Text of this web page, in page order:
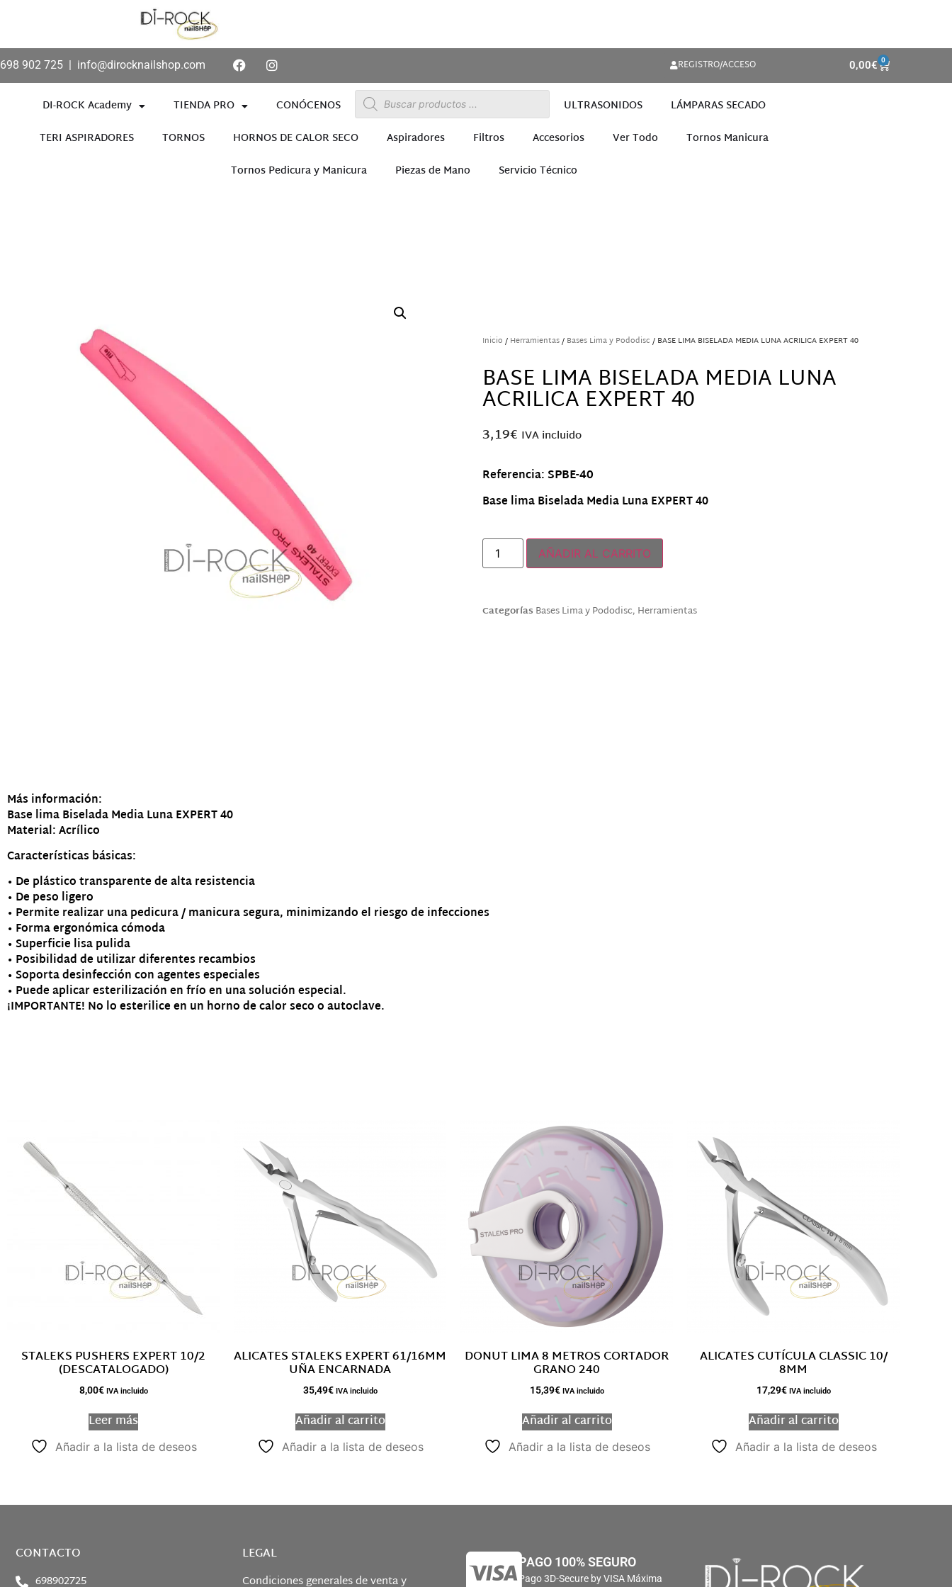
698 902 725 | info@dirocknailshop.com REGISTRO/ACCESO 0,00€ 0
DI-ROCK Academy TIENDA PRO CONÓCENOS ULTRASONIDOS
LÁMPARAS SECADO
TERI ASPIRADORES
TORNOS HORNOS DE CALOR SECO Aspiradores Filtros Accesorios Ver Todo
Tornos Manicura
Tornos Pedicura y Manicura
Piezas de Mano Servicio Técnico
Inicio / Herramientas/ Bases Lima y Pododisc / BASE LIMA BISELADA MEDIA LUNA ACRILICA EXPERT 40
BASE LIMA BISELADA MEDIA LUNA
ACRILICA EXPERT 40
3,19€ IVA incluido
Referencia:SPBE-40
Base lima Biselada Media Luna EXPERT 40
AÑADIR AL CARRITO
Categorías Bases Lima y Pododisc, Herramientas
Más información:
Base lima Biselada Media Luna EXPERT 40
Material: Acrílico
Características básicas:
• De plástico transparente de alta resistencia
• De peso ligero
• Permite realizar una pedicura / manicura segura, minimizando el riesgo de infecciones
• Forma ergonómica cómoda
• Superficie lisa pulida
• Posibilidad de utilizar diferentes recambios
• Soporta desinfección con agentes especiales
• Puede aplicar esterilización en frío en una solución especial.
¡IMPORTANTE! No lo esterilice en un horno de calor seco o autoclave.
STALEKS PUSHERS EXPERT 10/2
(DESCATALOGADO)
8,00€ IVA incluido
Leer más
Añadir a la lista de deseos
ALICATES STALEKS EXPERT 61/16MM
UÑA ENCARNADA
35,49€ IVA incluido
Añadir al carrito
Añadir a la lista de deseos
DONUT LIMA 8 METROS CORTADOR
GRANO 240
15,39€ IVA incluido
Añadir al carrito
Añadir a la lista de deseos
ALICATES CUTÍCULA CLASSIC 10/
8MM
17,29€ IVA incluido
Añadir al carrito
Añadir a la lista de deseos
CONTACTO
698902725
LEGAL
Condiciones generales de venta y
PAGO 100% SEGURO
Pago 3D-Secure by VISA Máxima